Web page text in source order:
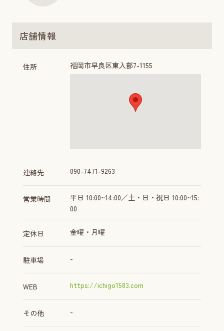
店舗情報
住所 福岡市早良区東入部7-1155
連絡先 090-7471-9263
営業時間
平日 10:00~14:00／土・日・祝日 10:00~15:
00
定休日 金曜・月曜
駐車場 -
WEB https://ichigo1583.com
その他 -